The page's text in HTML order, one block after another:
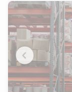
vaste stockage,
marchandise.
- Type de bail :
- Durée : 3/6/9 ans
- Préavis : 6 mois
- Fiscalité : TVA
- Indice : ILAT
- Indexation :
- Dépôt de